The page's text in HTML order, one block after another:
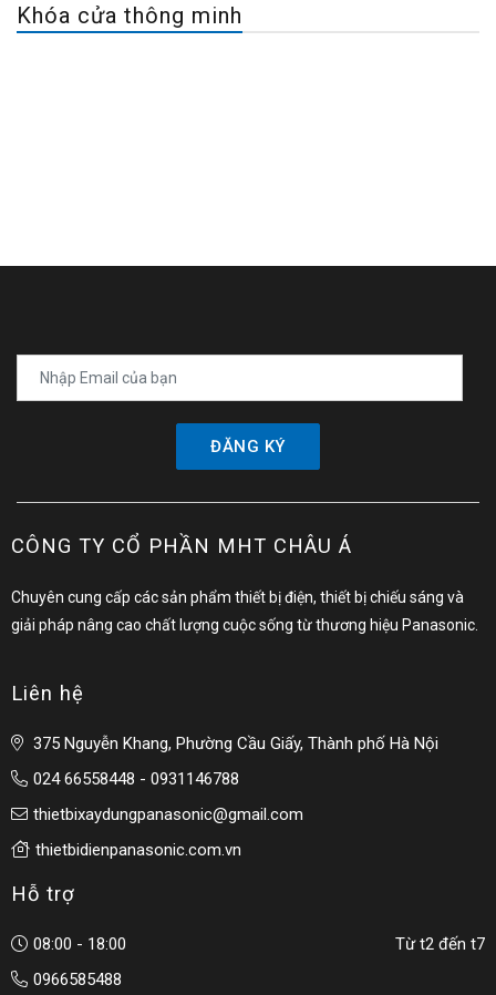
Khóa cửa thông minh
ĐĂNG KÝ
CÔNG TY CỔ PHẦN MHT CHÂU Á
Chuyên cung cấp các sản phẩm thiết bị điện, thiết bị chiếu sáng và
giải pháp nâng cao chất lượng cuộc sống từ thương hiệu Panasonic.
Liên hệ
375 Nguyễn Khang, Phường Cầu Giấy, Thành phố Hà Nội
024 66558448 - 0931146788
thietbixaydungpanasonic@gmail.com
thietbidienpanasonic.com.vn
Hỗ trợ
08:00 - 18:00
Từ t2 đến t7
0966585488